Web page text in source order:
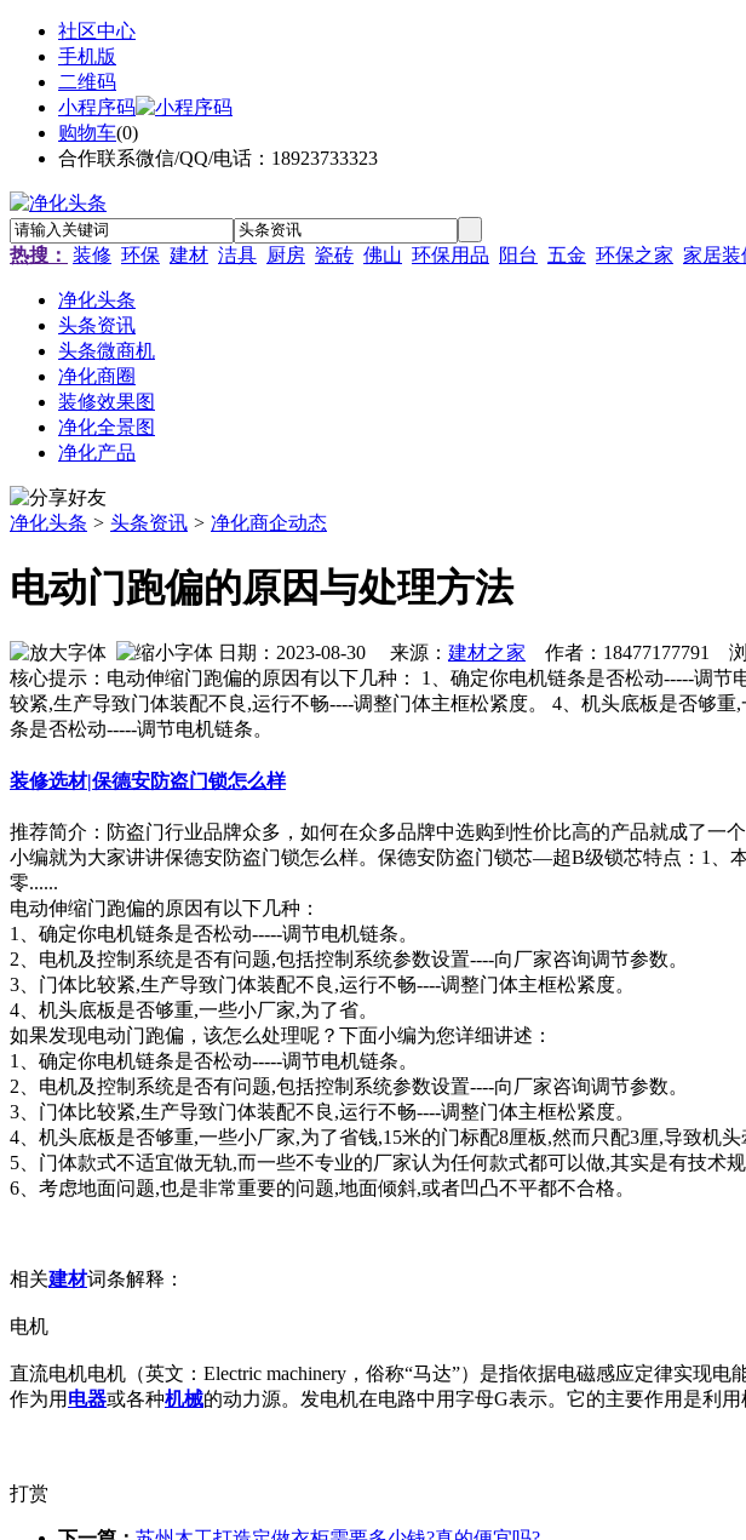
社区中心
手机版
二维码
小程序码
购物车(0)
合作联系微信/QQ/电话：18923733323
热搜： 装修 环保 建材 洁具 厨房 瓷砖 佛山 环保用品 阳台 五金 环保之家 家居装
净化头条
头条资讯
头条微商机
净化商圈
装修效果图
净化全景图
净化产品
净化头条 > 头条资讯 > 净化商企动态
电动门跑偏的原因与处理方法
日期：2023-08-30 来源： 建材之家 作者：18477177791 浏
核心提示：电动伸缩门跑偏的原因有以下几种： 1、确定你电机链条是否松动-----调
较紧,生产导致门体装配不良,运行不畅----调整门体主框松紧度。 4、机头底板是否够
条是否松动-----调节电机链条。
装修选材|保德安防盗门锁怎么样
推荐简介：防盗门行业品牌众多，如何在众多品牌中选购到性价比高的产品就成了
小编就为大家讲讲保德安防盗门锁怎么样。保德安防盗门锁芯—超B级锁芯特点：1、
零......
电动伸缩门跑偏的原因有以下几种：
1、确定你电机链条是否松动-----调节电机链条。
2、电机及控制系统是否有问题,包括控制系统参数设置----向厂家咨询调节参数。
3、门体比较紧,生产导致门体装配不良,运行不畅----调整门体主框松紧度。
4、机头底板是否够重,一些小厂家,为了省。
如果发现电动门跑偏，该怎么处理呢？下面小编为您详细讲述：
1、确定你电机链条是否松动-----调节电机链条。
2、电机及控制系统是否有问题,包括控制系统参数设置----向厂家咨询调节参数。
3、门体比较紧,生产导致门体装配不良,运行不畅----调整门体主框松紧度。
4、机头底板是否够重,一些小厂家,为了省钱,15米的门标配8厘板,然而只配3厘,导致机头
5、门体款式不适宜做无轨,而一些不专业的厂家认为任何款式都可以做,其实是有技术
6、考虑地面问题,也是非常重要的问题,地面倾斜,或者凹凸不平都不合格。
相关建材词条解释：
电机
直流电机电机（英文：Electric machinery，俗称“马达”）是指依据电磁感应定律实现
作为用 电器或各种机械的动力源。发电机在电路中用字母G表示。它的主要作用是利
打赏